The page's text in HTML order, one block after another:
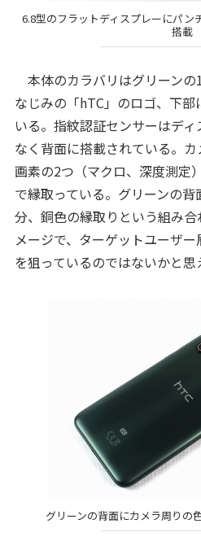
6.8型のフラットディスプレーにパン
搭載
本体のカラバリはグリーン
なじみの「hTC」のロゴ、下部
いる。指紋認証センサーはデ
なく背面に搭載されている。
画素の2つ（マクロ、深度測定
で縁取っている。グリーンの
分、銅色の縁取りという組み
メージで、ターゲットユーザ
を狙っているのではないかと思
グリーンの背面にカメラ周りの